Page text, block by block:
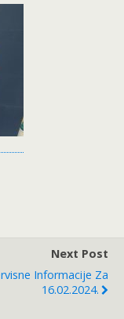
Next Post
Informacije Za
16.02.2024.